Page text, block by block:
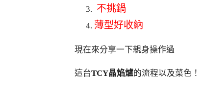
不挑鍋
薄型好收納
現在來分享一下親身操作過
這台TCY晶焰爐的流程以及菜色！